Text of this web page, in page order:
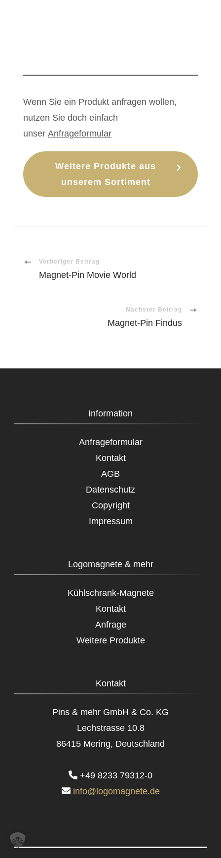
Wenn Sie ein Produkt anfragen wollen,
nutzen Sie doch einfach
unser Anfrageformular
Weitere Produkte aus
unserem Sortiment
Beitragsnavigation
Vorheriger Beitrag
Magnet-Pin Movie World
Nächster Beitrag
Magnet-Pin Findus
Information
Anfrageformular
Kontakt
AGB
Datenschutz
Copyright
Impressum
Logomagnete & mehr
Kühlschrank-Magnete
Kontakt
Anfrage
Weitere Produkte
Kontakt
Pins & mehr GmbH & Co. KG
Lechstrasse 10.8
86415 Mering, Deutschland
+49 8233 79312-0
info@logomagnete.de